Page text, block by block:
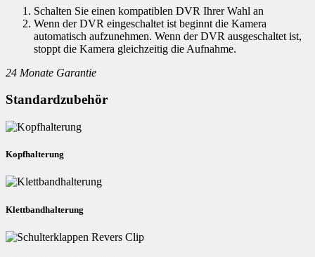
Schalten Sie einen kompatiblen DVR Ihrer Wahl an
Wenn der DVR eingeschaltet ist beginnt die Kamera
automatisch aufzunehmen. Wenn der DVR ausgeschaltet ist,
stoppt die Kamera gleichzeitig die Aufnahme.
24 Monate Garantie
Standardzubehör
Kopfhalterung
Klettbandhalterung